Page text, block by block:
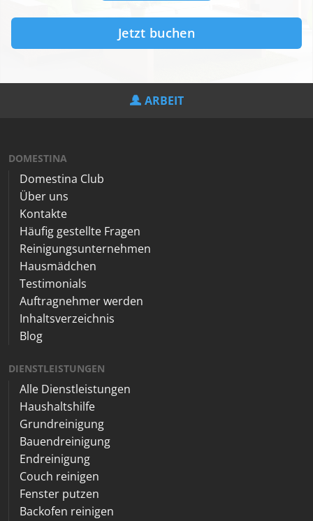
Jetzt buchen
ARBEIT
DOMESTINA
Domestina Club
Über uns
Kontakte
Häufig gestellte Fragen
Reinigungsunternehmen
Hausmädchen
Testimonials
Auftragnehmer werden
Inhaltsverzeichnis
Blog
DIENSTLEISTUNGEN
Alle Dienstleistungen
Haushaltshilfe
Grundreinigung
Bauendreinigung
Endreinigung
Couch reinigen
Fenster putzen
Backofen reinigen